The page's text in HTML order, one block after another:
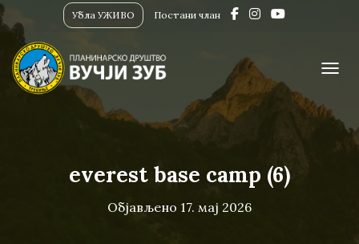
Убла УЖИВО Постани члан
everest base camp (6)
Објављено 17. мај 2026